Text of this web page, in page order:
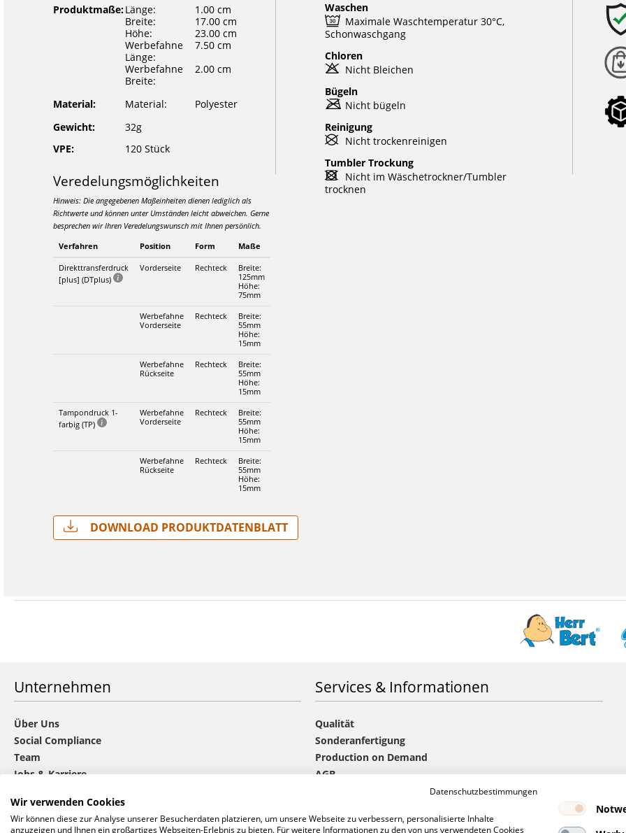
Produktmaße:Länge:
1.00 cm
Breite:
17.00 cm
Höhe:
23.00 cm
Werbefahne
Länge:
7.50 cm
Werbefahne
Breite:
2.00 cm
Material: Material:
Polyester
Gewicht:
32g
VPE:
120 Stück
Veredelungsmöglichkeiten
Hinweis: Die angegebenen Maßeinheiten dienen lediglich als
Richtwerte und können unter Umständen leicht abweichen. Gerne
besprechen wir Ihren Veredelungswunsch mit Ihnen persönlich.
Verfahren Position Form Maße
Direkttransferdruck
[plus] (DTplus)
Vorderseite Rechteck
Breite:
125mm
Höhe:
75mm
Werbefahne
Vorderseite
Rechteck
Breite:
55mm
Höhe:
15mm
Werbefahne
Rückseite
Rechteck
Breite:
55mm
Höhe:
15mm
Tampondruck 1-
farbig (TP)
Werbefahne
Vorderseite
Rechteck
Breite:
55mm
Höhe:
15mm
Werbefahne
Rückseite
Rechteck
Breite:
55mm
Höhe:
15mm
Download Produktdatenblatt
Waschen
e Maximale Waschtemperatur 30°C,
Schonwaschgang
Chloren
o Nicht Bleichen
Bügeln
m Nicht bügeln
Reinigung
U Nicht trockenreinigen
Tumbler Trockung
d Nicht im Wäschetrockner/Tumbler
trocknen
Unternehmen
Über Uns
Social Compliance
Team
Jobs & Karriere
Die CHOICE-Gruppe
Datenschutz
Services & Informationen
Qualität
Sonderanfertigung
Production on Demand
AGB
Versandkosten & Lieferzeiten
Hinweise zu Angeboten & Aufträgen
Datenschutzbestimmungen
Wir verwenden Cookies
Wir können diese zur Analyse unserer Besucherdaten platzieren, um unsere Webseite zu verbessern, personalisierte Inhalte
anzuzeigen und Ihnen ein großartiges Webseiten-Erlebnis zu bieten. Für weitere Informationen zu den von uns verwendeten Cookies